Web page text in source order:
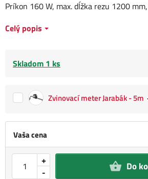
Vaša cena
-
+ Do
Príkon 160 W, max. dĺžka rezu 1200
Celý popis
Skladom 1 ks
Zvinovací meter Jarabák - 5m